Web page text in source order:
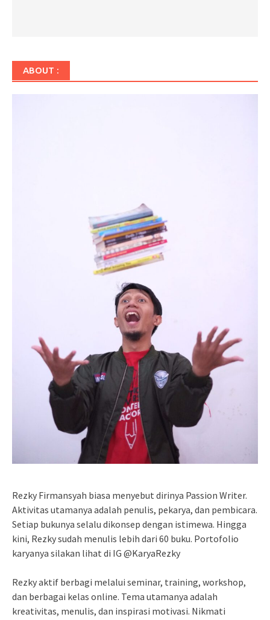
ABOUT :
Rezky Firmansyah biasa menyebut dirinya Passion Writer.
Aktivitas utamanya adalah penulis, pekarya, dan pembicara.
Setiap bukunya selalu dikonsep dengan istimewa. Hingga
kini, Rezky sudah menulis lebih dari 60 buku. Portofolio
karyanya silakan lihat di IG @KaryaRezky
Rezky aktif berbagi melalui seminar, training, workshop,
dan berbagai kelas online. Tema utamanya adalah
kreativitas, menulis, dan inspirasi motivasi. Nikmati